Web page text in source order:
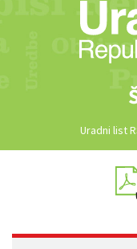
Uradni list